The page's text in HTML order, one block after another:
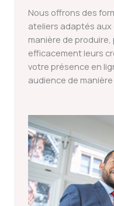
Nous offrons des
ateliers adaptés
manière de
efficacement leurs
votre présence en
audience de